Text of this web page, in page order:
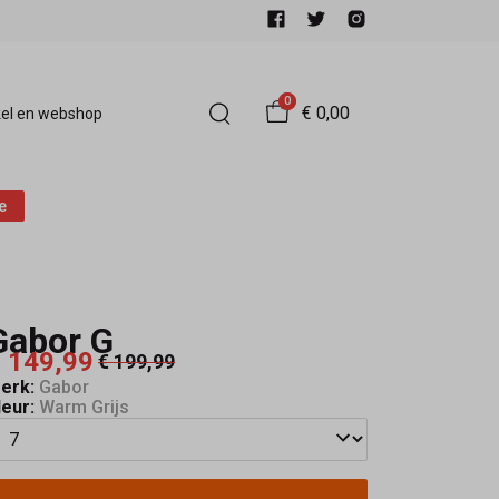
en webshop
0
€ 0,00
G
149,99 € 199,99
Gabor
Warm Grijs